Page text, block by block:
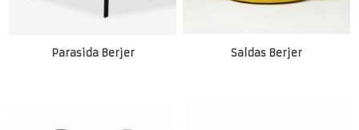
Parasida Berjer Saldas Berjer